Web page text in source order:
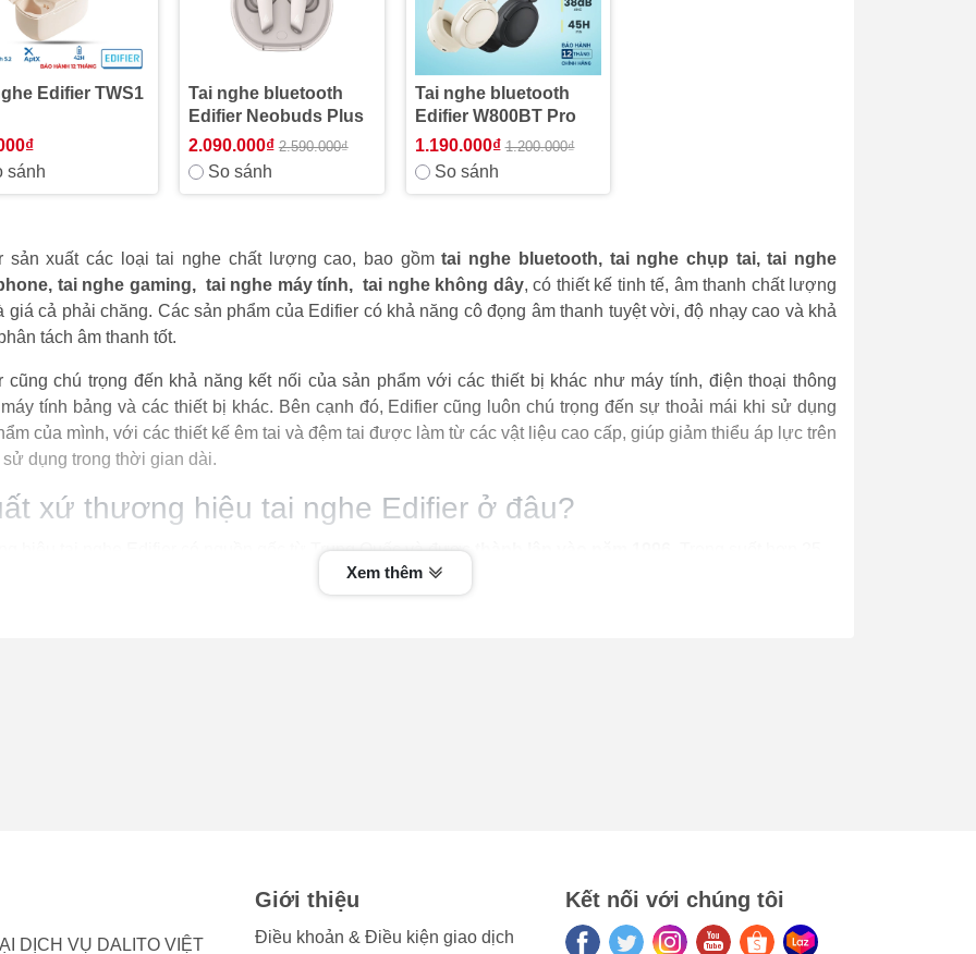
Edifier TWS1
sánh
Tai nghe bluetooth
Edifier Neobuds Plus
2.090.000₫ 2.590.000₫
So sánh
Tai nghe bluetooth
Edifier W800BT Pro
1.190.000₫ 1.200.000₫
So sánh
sản xuất các loại tai nghe chất lượng cao, bao gồm tai nghe bluetooth, tai nghe chụp tai, tai nghe
tai nghe gaming, tai nghe máy tính, tai nghe không dây, có thiết kế tinh tế, âm thanh chất lượng
giá cả phải chăng. Các sản phẩm của Edifier có khả năng cô đọng âm thanh tuyệt vời, độ nhạy cao và khả
tách âm thanh tốt.
cũng chú trọng đến khả năng kết nối của sản phẩm với các thiết bị khác như máy tính, điện thoại thông
tính bảng và các thiết bị khác. Bên cạnh đó, Edifier cũng luôn chú trọng đến sự thoải mái khi sử dụng
của mình, với các thiết kế êm tai và đệm tai được làm từ các vật liệu cao cấp, giúp giảm thiểu áp lực trên
sử dụng trong thời gian dài.
xứ thương hiệu tai nghe Edifier ở đâu?
hiệu tai nghe Edifier có nguồn gốc từ Trung Quốc và được
động, Edifier đã trở thành một trong những thương hiệu hàng đầu thế giới trong lĩnh vực âm thanh và
giải trí, cung cấp các sản phẩm chất lượng cao cho khách hàng trên toàn thế giới. Hiện nay, Edifier đã phát
Xem thêm
DỊCH VỤ DALITO VIỆT
Giới thiệu
Điều khoản & Điều kiện giao dịch
Kết nối với chúng tôi